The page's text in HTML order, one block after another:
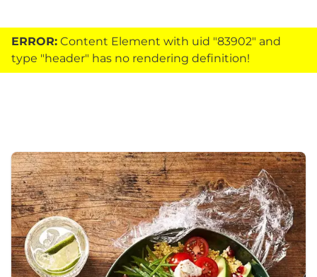
ERROR: Content Element with uid "83902" and
type "header" has no rendering definition!